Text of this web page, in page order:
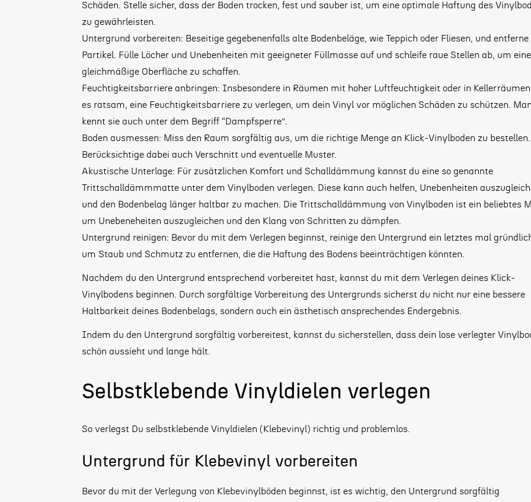
Schäden. Stelle sicher, dass der Boden trocken, fest und sauber ist, um eine optimale Haftung des
zu gewährleisten.
Untergrund vorbereiten: Beseitige gegebenenfalls alte Bodenbeläge, wie Teppich oder Fliesen, und entferne
Partikel. Fülle Löcher und Unebenheiten mit geeigneter Füllmasse auf und schleife raue Stellen ab, um eine
gleichmäßige Oberfläche zu schaffen.
Feuchtigkeitsbarriere anbringen: Insbesondere in Räumen mit hoher Luftfeuchtigkeit oder in
es ratsam, eine Feuchtigkeitsbarriere zu verlegen, um dein Vinyl vor möglichen Schäden zu schützen. Man
kennt sie auch unter dem Begriff “Dampfsperre”.
Boden ausmessen: Miss den Raum sorgfältig aus, um die richtige Menge an Klick-Vinylboden zu bestellen.
Berücksichtige dabei auch Verschnitt und eventuelle Muster.
Akustische Unterlage: Für zusätzlichen Komfort und Schalldämmung kannst du eine so genannte
Trittschalldämmmatte unter dem Vinylboden verlegen. Diese kann auch helfen, Unebenheiten
und den Bodenbelag länger haltbar zu machen. Die Trittschalldämmung von Vinylboden ist ein beliebtes
um Unebeneheiten auszugleichen und den Klang von Schritten zu dämpfen.
Untergrund reinigen: Bevor du mit dem Verlegen beginnst, reinige den Untergrund ein letztes mal
um Staub und Schmutz zu entfernen, die die Haftung des Bodens beeinträchtigen könnten.
Nachdem du den Untergrund entsprechend vorbereitet hast, kannst du mit dem Verlegen deines Klick-
Vinylbodens beginnen. Durch sorgfältige Vorbereitung des Untergrunds sicherst du nicht nur eine bessere
Haltbarkeit deines Bodenbelags, sondern auch ein ästhetisch ansprechendes Endergebnis.
Indem du den Untergrund sorgfältig vorbereitest, kannst du sicherstellen, dass dein lose verlegter
schön aussieht und lange hält.
Selbstklebende Vinyldielen verlegen
So verlegst Du selbstklebende Vinyldielen (Klebevinyl) richtig und problemlos.
Untergrund für Klebevinyl vorbereiten
Bevor du mit der Verlegung von Klebevinylböden beginnst, ist es wichtig, den Untergrund sorgfältig